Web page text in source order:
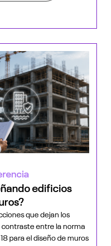
edificios
que dejan los
entre la norma
para el diseño de muros